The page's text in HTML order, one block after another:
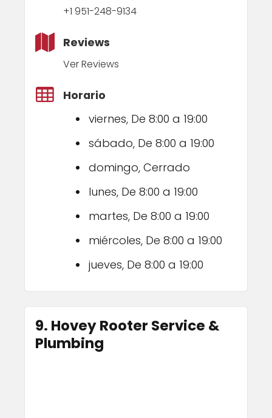
+1 951-248-9134
Reviews
Ver Reviews
Horario
viernes, De 8:00 a 19:00
sábado, De 8:00 a 19:00
domingo, Cerrado
lunes, De 8:00 a 19:00
martes, De 8:00 a 19:00
miércoles, De 8:00 a 19:00
jueves, De 8:00 a 19:00
9. Hovey Rooter Service &
Plumbing